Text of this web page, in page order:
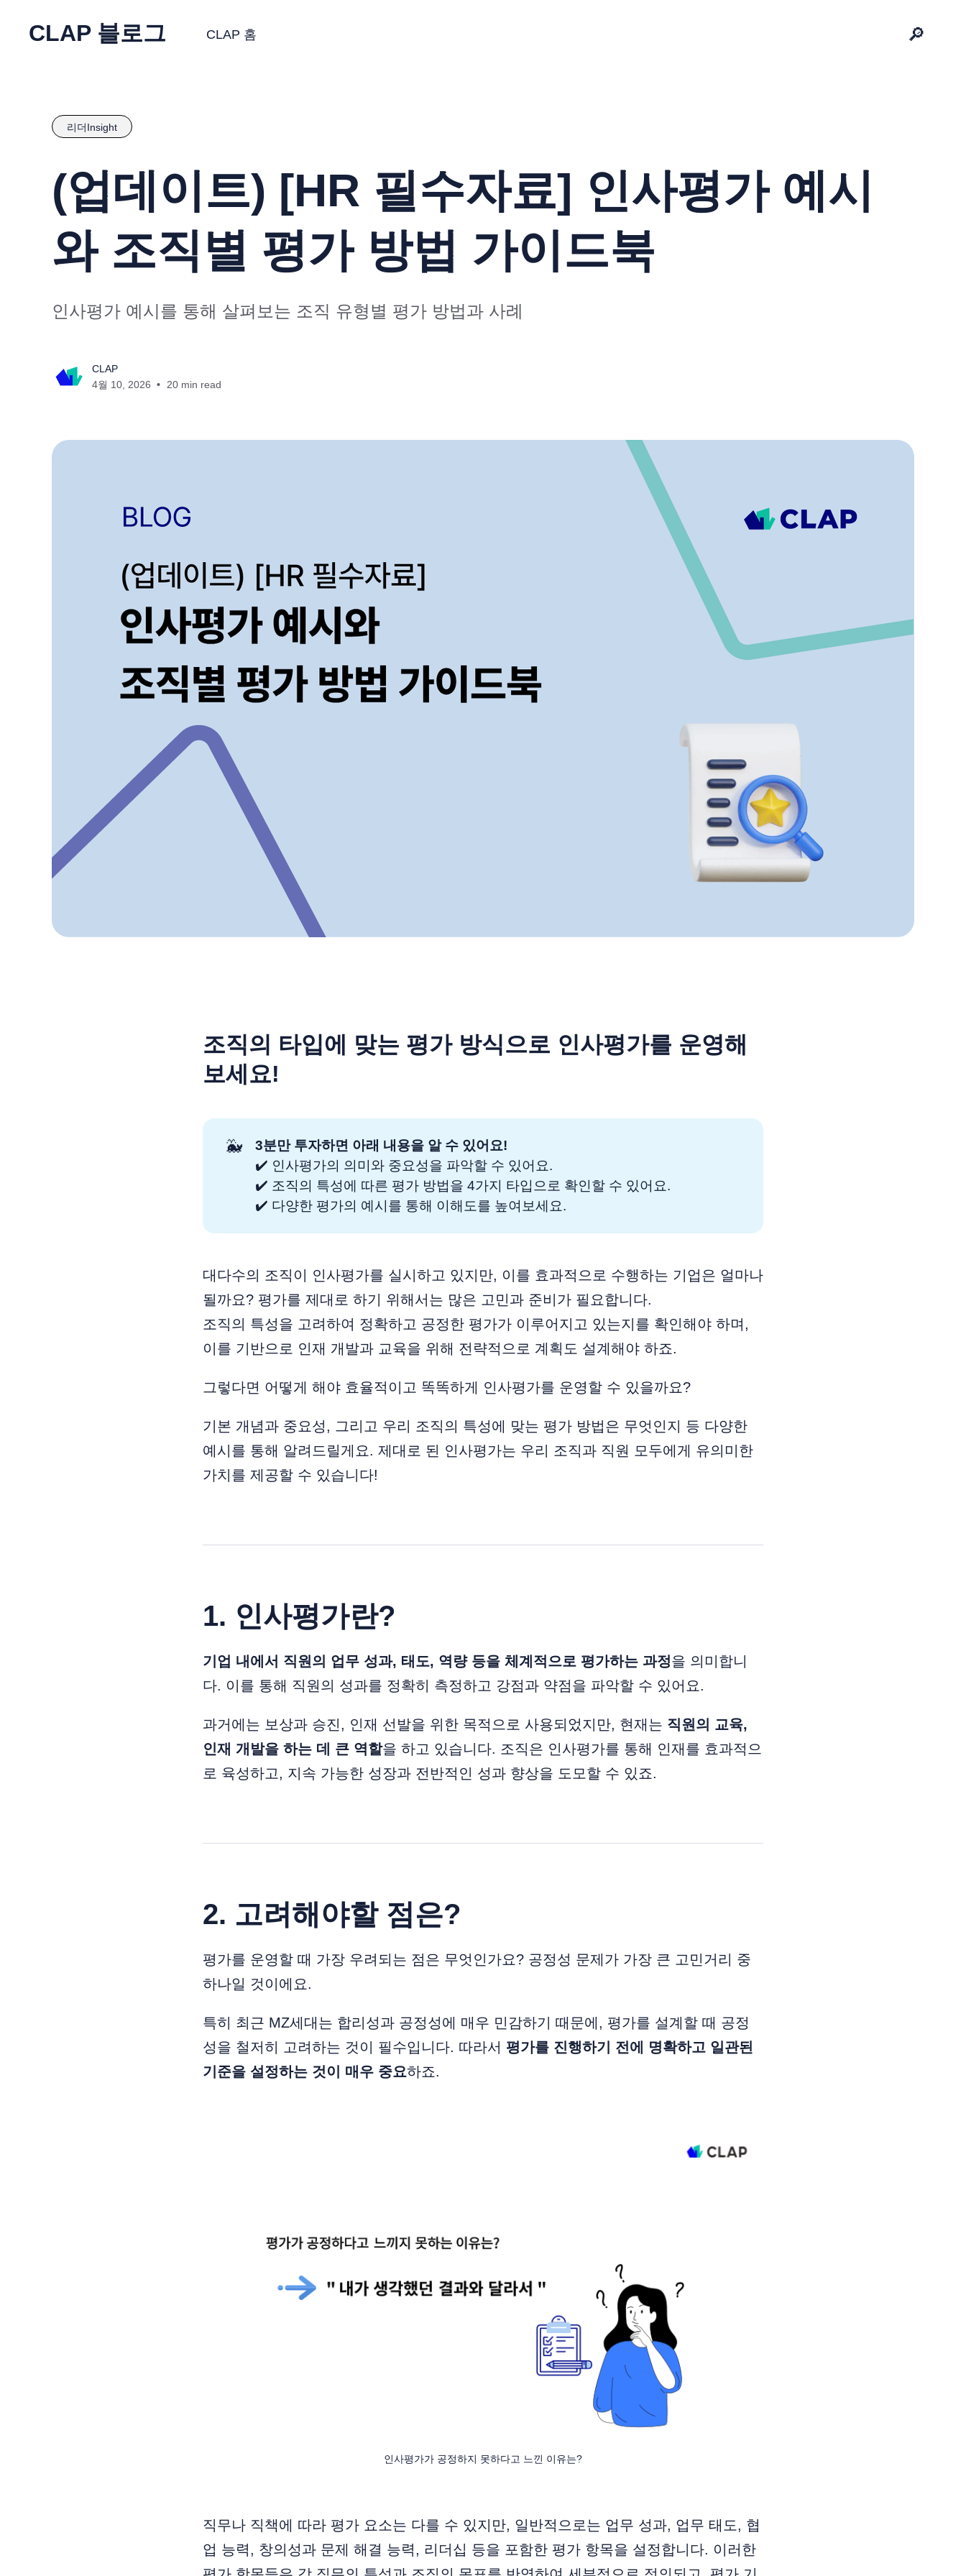
CLAP 블로그 CLAP 홈 🔎
리더Insight
(업데이트) [HR 필수자료] 인사평가 예시
와 조직별 평가 방법 가이드북
인사평가 예시를 통해 살펴보는 조직 유형별 평가 방법과 사례
CLAP
4월 10, 2026
20 min read
조직의 타입에 맞는 평가 방식으로 인사평가를 운영해
보세요!
🐳
3분만 투자하면 아래 내용을 알 수 있어요!
✔️ 인사평가의 의미와 중요성을 파악할 수 있어요.
✔️ 조직의 특성에 따른 평가 방법을 4가지 타입으로 확인할 수 있어요.
✔️ 다양한 평가의 예시를 통해 이해도를 높여보세요.
대다수의 조직이 인사평가를 실시하고 있지만, 이를 효과적으로 수행하는 기업은 얼마나
될까요? 평가를 제대로 하기 위해서는 많은 고민과 준비가 필요합니다.
조직의 특성을 고려하여 정확하고 공정한 평가가 이루어지고 있는지를 확인해야 하며,
이를 기반으로 인재 개발과 교육을 위해 전략적으로 계획도 설계해야 하죠.
그렇다면 어떻게 해야 효율적이고 똑똑하게 인사평가를 운영할 수 있을까요?
기본 개념과 중요성, 그리고 우리 조직의 특성에 맞는 평가 방법은 무엇인지 등 다양한
예시를 통해 알려드릴게요. 제대로 된 인사평가는 우리 조직과 직원 모두에게 유의미한
가치를 제공할 수 있습니다!
1. 인사평가란?
기업 내에서 직원의 업무 성과, 태도, 역량 등을 체계적으로 평가하는 과정을 의미합니
다. 이를 통해 직원의 성과를 정확히 측정하고 강점과 약점을 파악할 수 있어요.
과거에는 보상과 승진, 인재 선발을 위한 목적으로 사용되었지만, 현재는 직원의 교육,
인재 개발을 하는 데 큰 역할을 하고 있습니다. 조직은 인사평가를 통해 인재를 효과적으
로 육성하고, 지속 가능한 성장과 전반적인 성과 향상을 도모할 수 있죠.
2. 고려해야할 점은?
평가를 운영할 때 가장 우려되는 점은 무엇인가요? 공정성 문제가 가장 큰 고민거리 중
하나일 것이에요.
특히 최근 MZ세대는 합리성과 공정성에 매우 민감하기 때문에, 평가를 설계할 때 공정
성을 철저히 고려하는 것이 필수입니다. 따라서 평가를 진행하기 전에 명확하고 일관된
기준을 설정하는 것이 매우 중요하죠.
인사평가가 공정하지 못하다고 느낀 이유는?
직무나 직책에 따라 평가 요소는 다를 수 있지만, 일반적으로는 업무 성과, 업무 태도, 협
업 능력, 창의성과 문제 해결 능력, 리더십 등을 포함한 평가 항목을 설정합니다. 이러한